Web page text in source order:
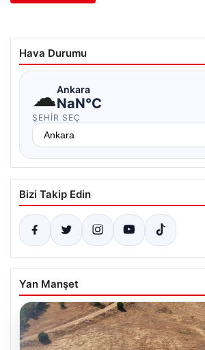
Hava Durumu
☁Ankara
NaN°C
ŞEHIR SEÇ
Bizi Takip Edin
Yan Manşet